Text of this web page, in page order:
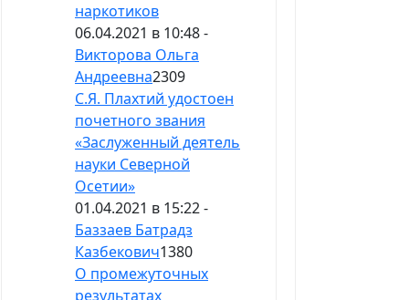
наркотиков
06.04.2021 в 10:48 -
Викторова Ольга
Андреевна2309
С.Я. Плахтий удостоен
почетного звания
«Заслуженный деятель
науки Северной
Осетии»
01.04.2021 в 15:22 -
Баззаев Батрадз
Казбекович1380
О промежуточных
результатах